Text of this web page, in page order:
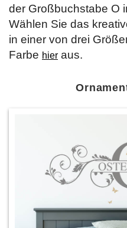
der Großbuchstabe O
Wählen Sie das
in einer von drei
Farbe hier aus.